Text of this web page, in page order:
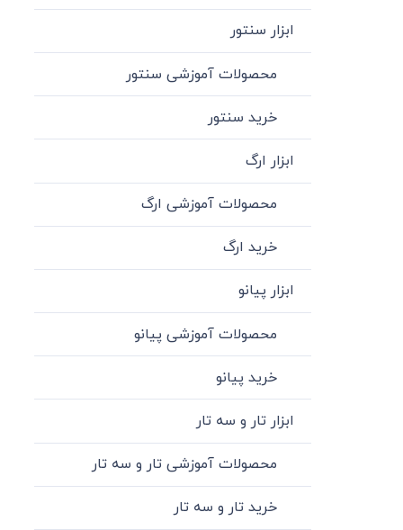
ابزار سنتور
محصولات آموزشی سنتور
خرید سنتور
ابزار ارگ
محصولات آموزشی ارگ
خرید ارگ
ابزار پیانو
محصولات آموزشی پیانو
خرید پیانو
ابزار تار و سه تار
محصولات آموزشی تار و سه تار
خرید تار و سه تار